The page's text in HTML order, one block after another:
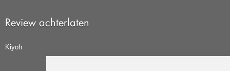
Review achterlaten
Kiyoh